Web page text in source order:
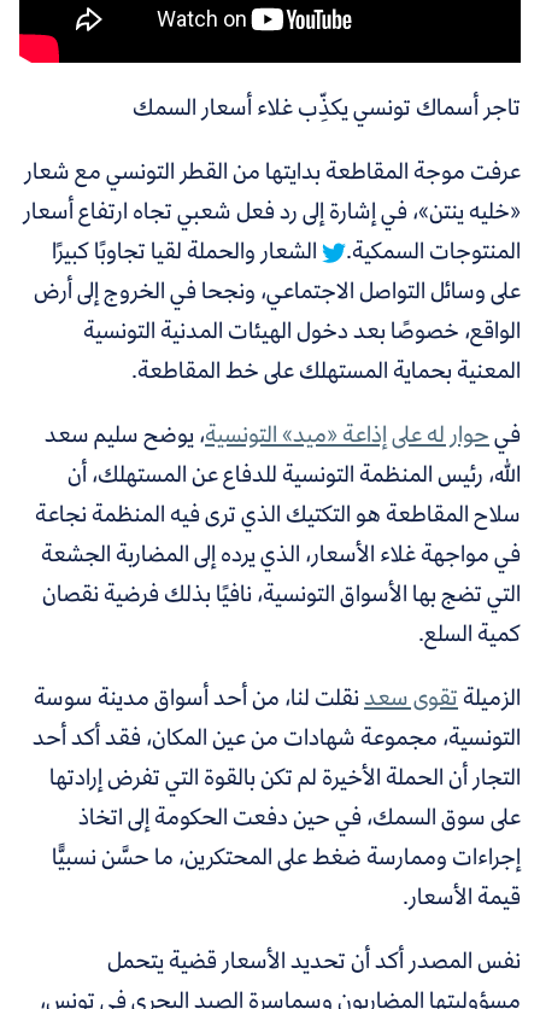
تاجر أسماك تونسي يكذِّب غلاء أسعار السمك
عرفت موجة المقاطعة بدايتها من القطر التونسي مع شعار
«خليه ينتن»، في إشارة إلى رد فعل شعبي تجاه ارتفاع أسعار
المنتوجات السمكية.
الشعار والحملة لقيا تجاوبًا كبيرًا
على وسائل التواصل الاجتماعي، ونجحا في الخروج إلى أرض
الواقع، خصوصًا بعد دخول الهيئات المدنية التونسية
المعنية بحماية المستهلك على خط المقاطعة.
فيحوار له على إذاعة «ميد» التونسية، يوضح سليم سعد
الله، رئيس المنظمة التونسية للدفاع عن المستهلك، أن
سلاح المقاطعة هو التكتيك الذي ترى فيه المنظمة نجاعة
في مواجهة غلاء الأسعار، الذي يرده إلى المضاربة الجشعة
التي تضج بها الأسواق التونسية، نافيًا بذلك فرضية نقصان
كمية السلع.
الزميلةتقوى سعدنقلت لنا، من أحد أسواق مدينة سوسة
التونسية، مجموعة شهادات من عين المكان، فقد أكد أحد
التجار أن الحملة الأخيرة لم تكن بالقوة التي تفرض إرادتها
على سوق السمك، في حين دفعت الحكومة إلى اتخاذ
إجراءات وممارسة ضغط على المحتكرين، ما حسَّن نسبيًّا
قيمة الأسعار.
نفس المصدر أكد أن تحديد الأسعار قضية يتحمل
مسؤوليتها المضاربون وسماسرة الصيد البحري في تونس،